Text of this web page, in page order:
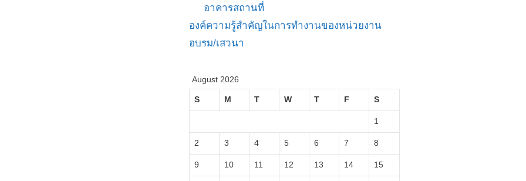
อาคารสถานที่
องค์ความรู้สำคัญในการทำงานของหน่วยงาน
อบรม/เสวนา
August 2026
S M T W T F S
1
2 3 4 5 6 7 8
9 10 11 12 13 14 15